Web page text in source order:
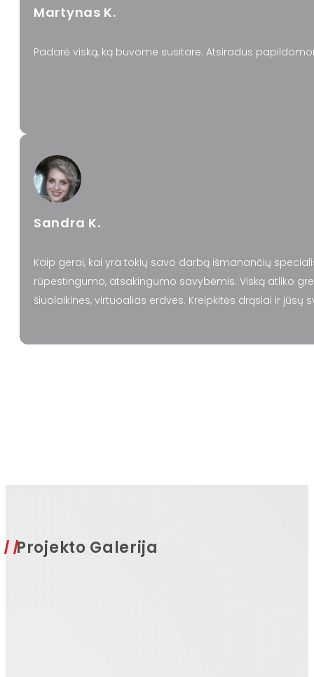
Martynas K.
Padarė viską, ką buvome susitare. Atsiradus
Sandra K.
Kaip gerai, kai yra tokių savo darbą išmanančių
rūpestingumo, atsakingumo savybėmis. Viską atliko
šiuolaikines, virtuoalias erdves. Kreipkitės drąsiai ir jūsų
Projekto Galerija